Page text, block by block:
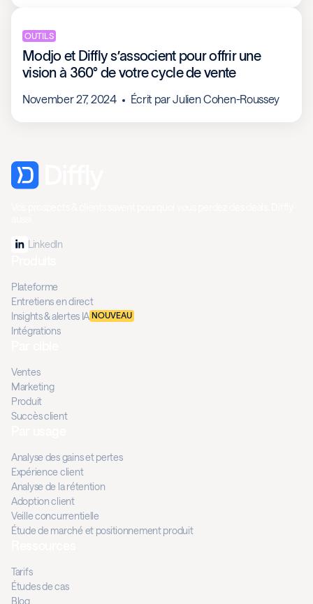
OUTILS
Modjo et Diffly s’associent pour offrir une
vision à 360° de votre cycle de vente
November 27, 2024 Écrit parJulien Cohen-Roussey
LinkedIn
Plateforme
Entretiens en direct
Insights & alertes IA NOUVEAU
Intégrations
Ventes
Marketing
Produit
Succès client
Analyse des gains et pertes
Expérience client
Analyse de la rétention
Adoption client
Veille concurrentielle
Étude de marché et positionnement produit
Tarifs
Études de cas
Blog